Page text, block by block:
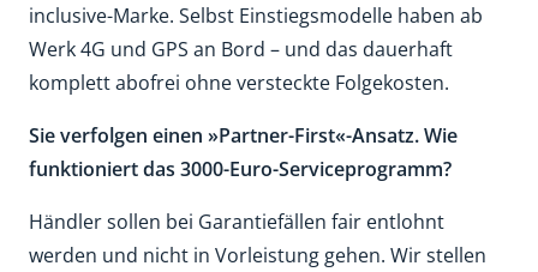
inclusive-Marke. Selbst Einstiegsmodelle haben ab
Werk 4G und GPS an Bord – und das dauerhaft
komplett abofrei ohne versteckte Folgekosten.
Sie verfolgen einen »Partner-First«-Ansatz. Wie
funktioniert das 3000-Euro-Serviceprogramm?
Händler sollen bei Garantiefällen fair entlohnt
werden und nicht in Vorleistung gehen. Wir stellen